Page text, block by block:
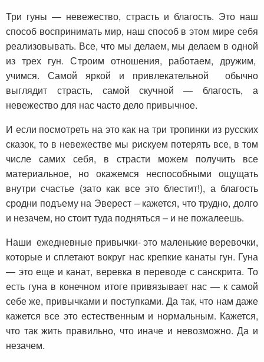
Три гуны — невежество, страсть и благость. Это наш
способ воспринимать мир, наш способ в этом мире себя
реализовывать. Все, что мы делаем, мы делаем в одной
из трех гун. Строим отношения, работаем, дружим,
учимся. Самой яркой и привлекательной обычно
выглядит страсть, самой скучной — благость, а
невежество для нас часто дело привычное.
И если посмотреть на это как на три тропинки из русских
сказок, то в невежестве мы рискуем потерять все, в том
числе самих себя, в страсти можем получить все
материальное, но окажемся неспособными ощущать
внутри счастье (зато как все это блестит!), а благость
сродни подъему на Эверест – кажется, что трудно, долго
и незачем, но стоит туда подняться – и не пожалеешь.
Наши ежедневные привычки- это маленькие веревочки,
которые и сплетают вокруг нас крепкие канаты гун. Гуна
— это еще и канат, веревка в переводе с санскрита. То
есть гуна в конечном итоге привязывает нас — к самой
себе же, привычками и поступками. Да так, что нам даже
кажется все это естественным и нормальным. Кажется,
что так жить правильно, что иначе и невозможно. Да и
незачем.